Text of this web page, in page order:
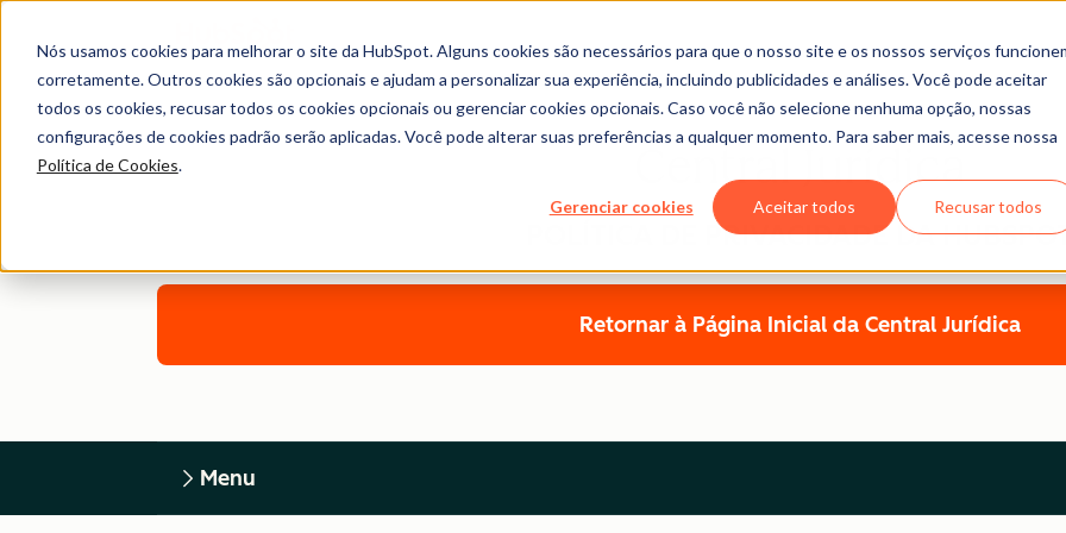
Nós usamos cookies para melhorar o site da HubSpot. Alguns cookies são necessários para que o nosso site e os nossos serviços
corretamente. Outros cookies são opcionais e ajudam a personalizar sua experiência, incluindo publicidades e análises. Você pode aceitar
todos os cookies, recusar todos os cookies opcionais ou gerenciar cookies opcionais. Caso você não selecione nenhuma opção, nossas
configurações de cookies padrão serão aplicadas. Você pode alterar suas preferências a qualquer momento. Para saber mais, acesse nossa
Política de Cookies.
Gerenciar cookies Aceitar todos Recusar todos
Central Jurídica
POLÍTICA DE PRIVACIDADE DA
Retornar à Página Inicial da Central Jurídica
Menu